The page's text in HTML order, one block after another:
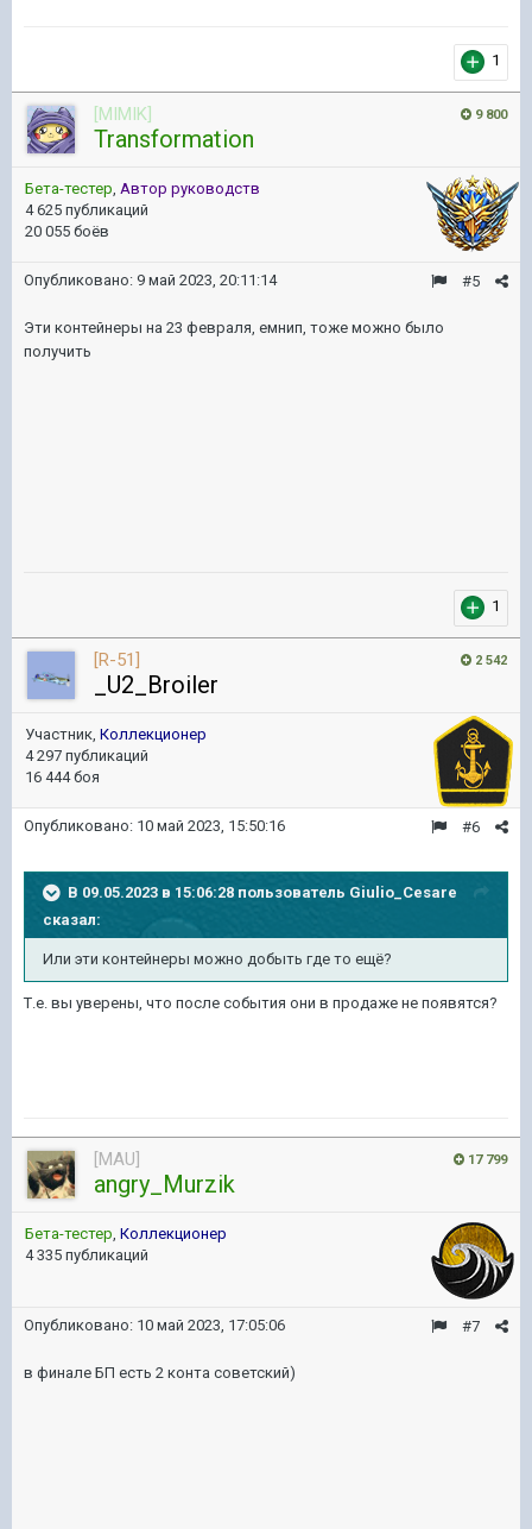
1
9 800
[MIMIK]
Transformation
Бета-тестер, Автор руководств
4 625 публикаций
20 055 боёв
#5
Опубликовано: 9 май 2023, 20:11:14
Эти контейнеры на 23 февраля, емнип, тоже можно было
получить
1
2 542
[R-51]
_U2_Broiler
Участник, Коллекционер
4 297 публикаций
16 444 боя
#6
Опубликовано: 10 май 2023, 15:50:16
В 09.05.2023 в 15:06:28 пользователь Giulio_Cesare
сказал:
Или эти контейнеры можно добыть где то ещё?
Т.е. вы уверены, что после события они в продаже не появятся?
17 799
[MAU]
angry_Murzik
Бета-тестер, Коллекционер
4 335 публикаций
#7
Опубликовано: 10 май 2023, 17:05:06
в финале БП есть 2 конта советский)